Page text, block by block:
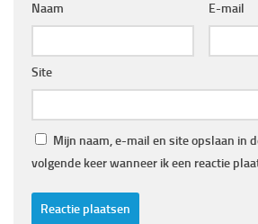
Naam E-mail
Site
Mijn naam, e-mail en site opslaan in
volgende keer wanneer ik een reactie